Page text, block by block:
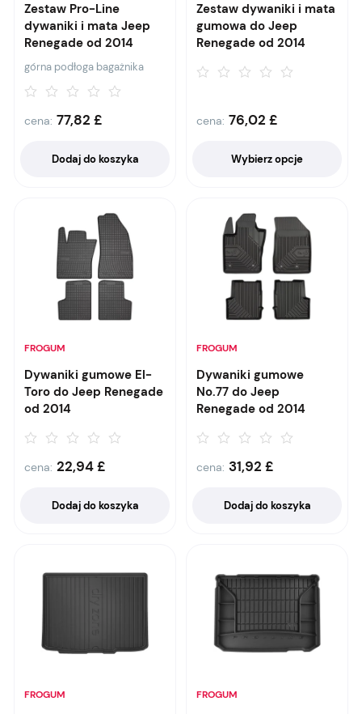
Zestaw Pro-Line
dywaniki i mata Jeep
Renegade od 2014
górna podłoga bagażnika
cena: 77,82 £
Dodaj do koszyka
Zestaw dywaniki i mata
gumowa do Jeep
Renegade od 2014
cena: 76,02 £
Wybierz opcje
FROGUM
Dywaniki gumowe El-
Toro do Jeep Renegade
od 2014
cena: 22,94£
Dodaj do koszyka
FROGUM
Dywaniki gumowe
No.77 do Jeep
Renegade od 2014
cena: 31,92 £
Dodaj do koszyka
FROGUM FROGUM